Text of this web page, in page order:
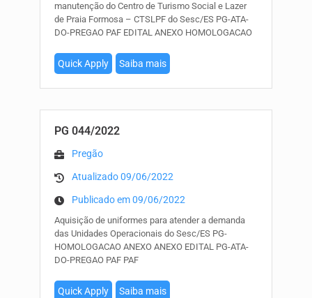
manutenção do Centro de Turismo Social e Lazer
de Praia Formosa – CTSLPF do Sesc/ES PG-ATA-
DO-PREGAO PAF EDITAL ANEXO HOMOLOGACAO
Quick Apply Saiba mais
PG 044/2022
Pregão
Atualizado 09/06/2022
Publicado em 09/06/2022
Aquisição de uniformes para atender a demanda
das Unidades Operacionais do Sesc/ES PG-
HOMOLOGACAO ANEXO ANEXO EDITAL PG-ATA-
DO-PREGAO PAF PAF
Quick Apply Saiba mais